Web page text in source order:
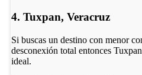
4. Tuxpan, Veracruz
Si buscas un destino con menor
desconexión total entonces
ideal.